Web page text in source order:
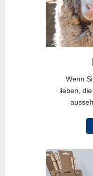
Wenn
lieben,